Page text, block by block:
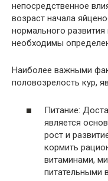
непосредственное
возраст начала
нормального
необходимы
Наиболее важными
половозрелость кур,
Питание:
является
рост и
кормить
витаминами,
питательными